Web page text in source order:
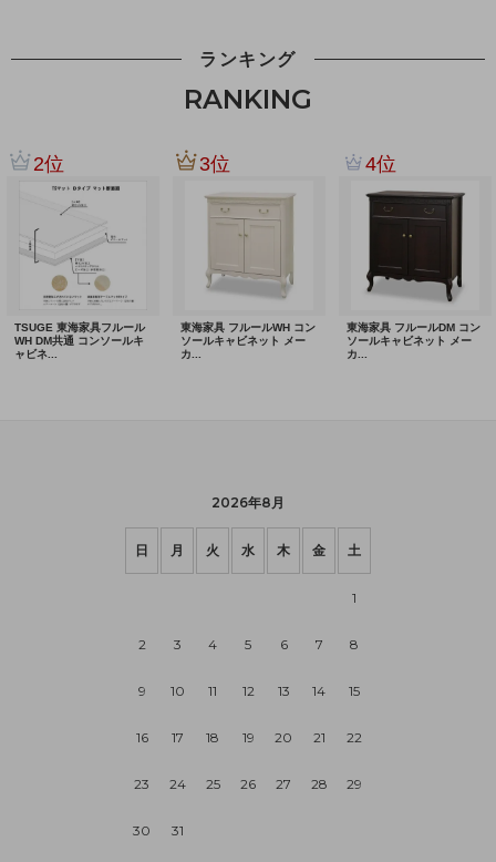
ランキング
RANKING
2026年8月
日 月 火 水 木 金 土
1
2 3 4 5 6 7 8
9 10 11 12 13 14 15
16 17 18 19 20 21 22
23 24 25 26 27 28 29
30 31